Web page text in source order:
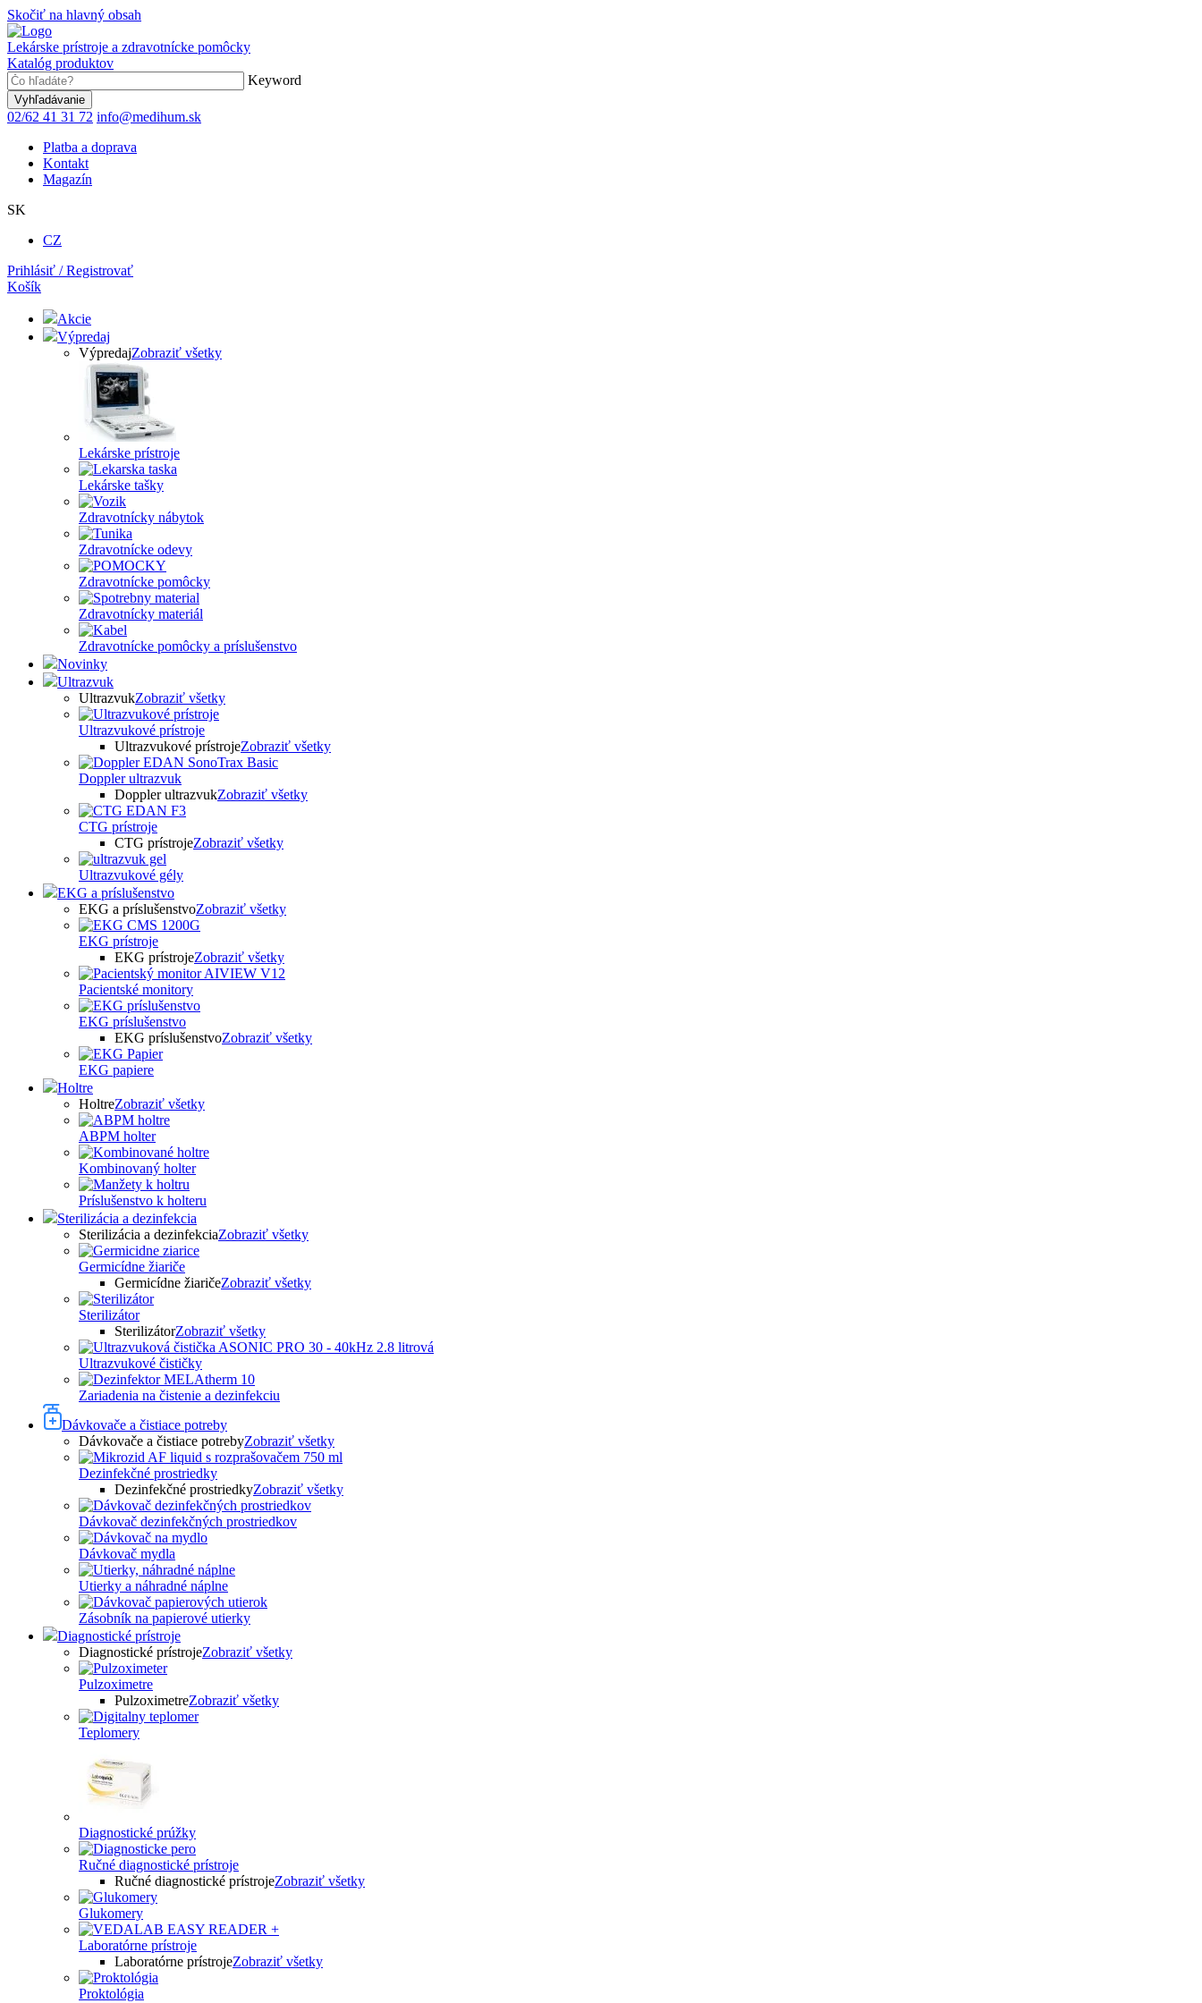
Skočiť na hlavný obsah
Lekárske prístroje a zdravotnícke pomôcky
Katalóg produktov
Keyword
02/62 41 31 72 info@medihum.sk
Platba a doprava
Kontakt
Magazín
SK
CZ
Prihlásiť / Registrovať
Košík
Akcie
Výpredaj
VýpredajZobraziť všetky
Lekárske prístroje
Lekárske tašky
Zdravotnícky nábytok
Zdravotnícke odevy
Zdravotnícke pomôcky
Zdravotnícky materiál
Zdravotnícke pomôcky a príslušenstvo
Novinky
Ultrazvuk
UltrazvukZobraziť všetky
Ultrazvukové prístroje
Ultrazvukové prístrojeZobraziť všetky
Doppler ultrazvuk
Doppler ultrazvukZobraziť všetky
CTG prístroje
CTG prístrojeZobraziť všetky
Ultrazvukové gély
EKG a príslušenstvo
EKG a príslušenstvoZobraziť všetky
EKG prístroje
EKG prístrojeZobraziť všetky
Pacientské monitory
EKG príslušenstvo
EKG príslušenstvoZobraziť všetky
EKG papiere
Holtre
HoltreZobraziť všetky
ABPM holter
Kombinovaný holter
Príslušenstvo k holteru
Sterilizácia a dezinfekcia
Sterilizácia a dezinfekciaZobraziť všetky
Germicídne žiariče
Germicídne žiaričeZobraziť všetky
Sterilizátor
SterilizátorZobraziť všetky
Ultrazvukové čističky
Zariadenia na čistenie a dezinfekciu
Dávkovače a čistiace potreby
Dávkovače a čistiace potrebyZobraziť všetky
Dezinfekčné prostriedky
Dezinfekčné prostriedkyZobraziť všetky
Dávkovač dezinfekčných prostriedkov
Dávkovač mydla
Utierky a náhradné náplne
Zásobník na papierové utierky
Diagnostické prístroje
Diagnostické prístrojeZobraziť všetky
Pulzoximetre
PulzoximetreZobraziť všetky
Teplomery
Diagnostické prúžky
Ručné diagnostické prístroje
Ručné diagnostické prístrojeZobraziť všetky
Glukomery
Laboratórne prístroje
Laboratórne prístrojeZobraziť všetky
Proktológia